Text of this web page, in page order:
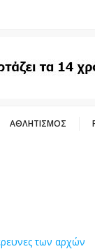
ΑΘΛΗΤΙΣΜΟΣ
των αρχών